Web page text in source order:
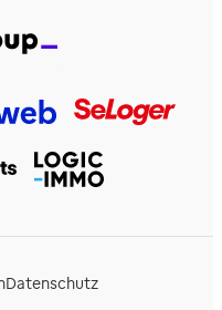
Datenschutz